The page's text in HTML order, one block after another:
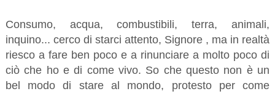
Consumo, acqua, combustibili, terra, animali,
inquino... cerco di starci attento, Signore , ma in realtà
riesco a fare ben poco e a rinunciare a molto poco di
ciò che ho e di come vivo. So che questo non è un
bel modo di stare al mondo, protesto per come